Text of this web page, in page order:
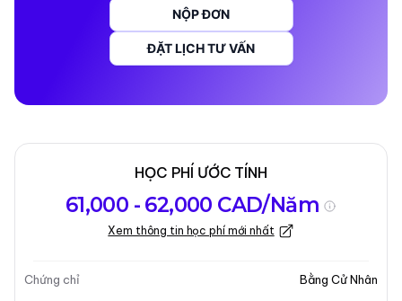
NỘP ĐƠN
ĐẶT LỊCH TƯ VẤN
chương trình
Học
Kỳ nhập học
Cập nhật lần cuối vào 30-03-2026
Tổng quan về chương trình
HỌC PHÍ ƯỚC TÍNH
61,000 - 62,000 CAD/Năm
Xem thông tin học phí mới nhất
Chứng chỉ
Bằng Cử Nhân